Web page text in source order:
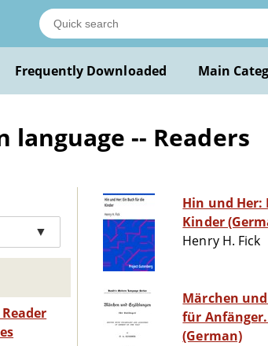
Frequently Downloaded Main
language -- Readers
▼
Hin und Her:
Kinder
Henry H. Fick
Märchen
für
(German)